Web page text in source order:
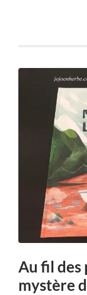
Au fil des
mystère